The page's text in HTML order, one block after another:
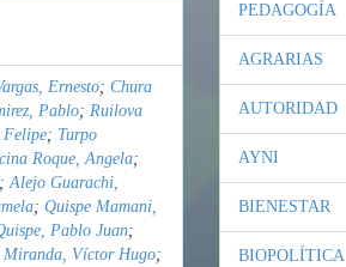
Ernesto; Chura
Pablo; Ruilova
Felipe; Turpo
Roque, Angela;
;Alejo Guarachi,
; Quispe Mamani,
Pablo Juan;
Miranda, Víctor Hugo;
PEDAGOGÍA
AGRARIAS
AUTORIDAD
AYNI
BIENESTAR
BIOPOLÍTICA